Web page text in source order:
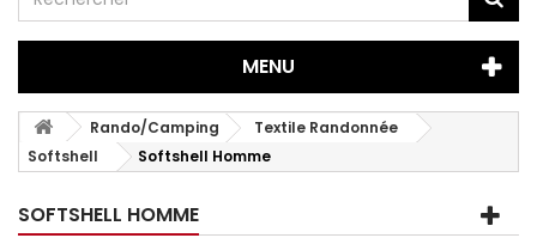
MENU
Rando/Camping
Textile Randonnée
Softshell
Softshell Homme
SOFTSHELL HOMME